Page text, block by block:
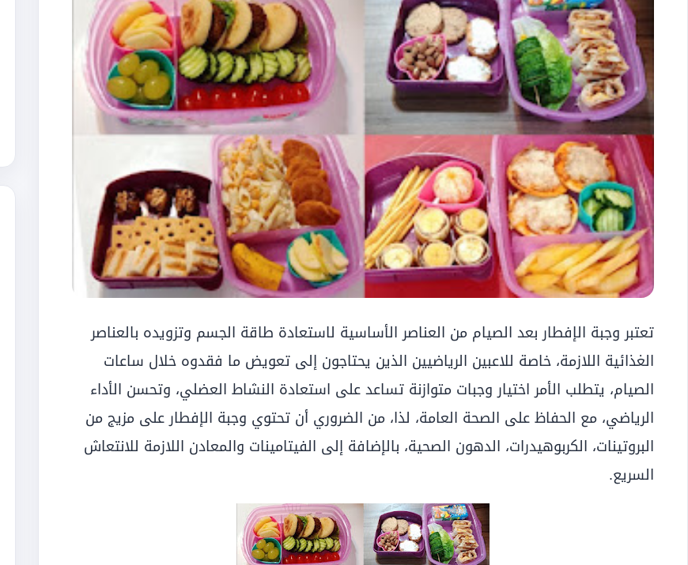
تعتبر وجبة الإفطار بعد الصيام من العناصر الأساسية لاستعادة طاقة الجسم وتزويده بالعناصر
الغذائية اللازمة، خاصة للاعبين الرياضيين الذين يحتاجون إلى تعويض ما فقدوه خلال ساعات
الصيام، يتطلب الأمر اختيار وجبات متوازنة تساعد على استعادة النشاط العضلي، وتحسن الأداء
الرياضي، مع الحفاظ على الصحة العامة، لذا، من الضروري أن تحتوي وجبة الإفطار على مزيج من
البروتينات، الكربوهيدرات، الدهون الصحية، بالإضافة إلى الفيتامينات والمعادن اللازمة للانتعاش
السريع.